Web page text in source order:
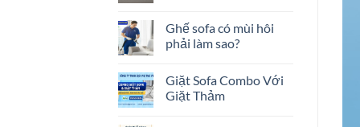
Ghế sofa có mùi hôi
phải làm sao?
Giặt Sofa Combo Với
Giặt Thảm